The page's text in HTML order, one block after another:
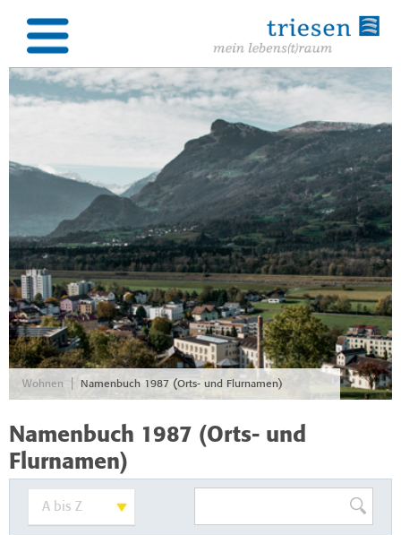
Wohnen Namenbuch 1987 (Orts- und Flurnamen)
Namenbuch 1987 (Orts- und
Flurnamen)